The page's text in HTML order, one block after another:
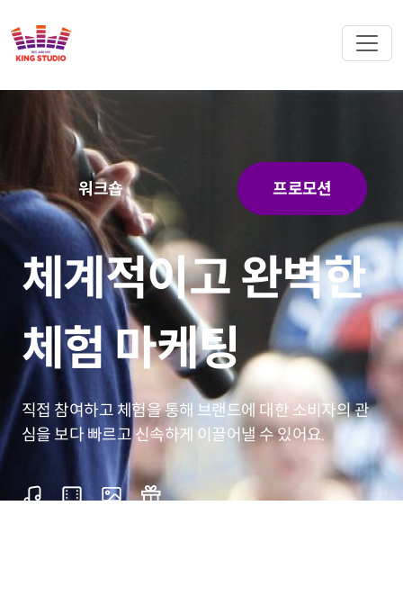
워크숍 프로모션
체계적이고 완벽한
체험 마케팅
직접 참여하고 체험을 통해 브랜드에 대한 소비자의 관
심을 보다 빠르고 신속하게 이끌어낼 수 있어요.